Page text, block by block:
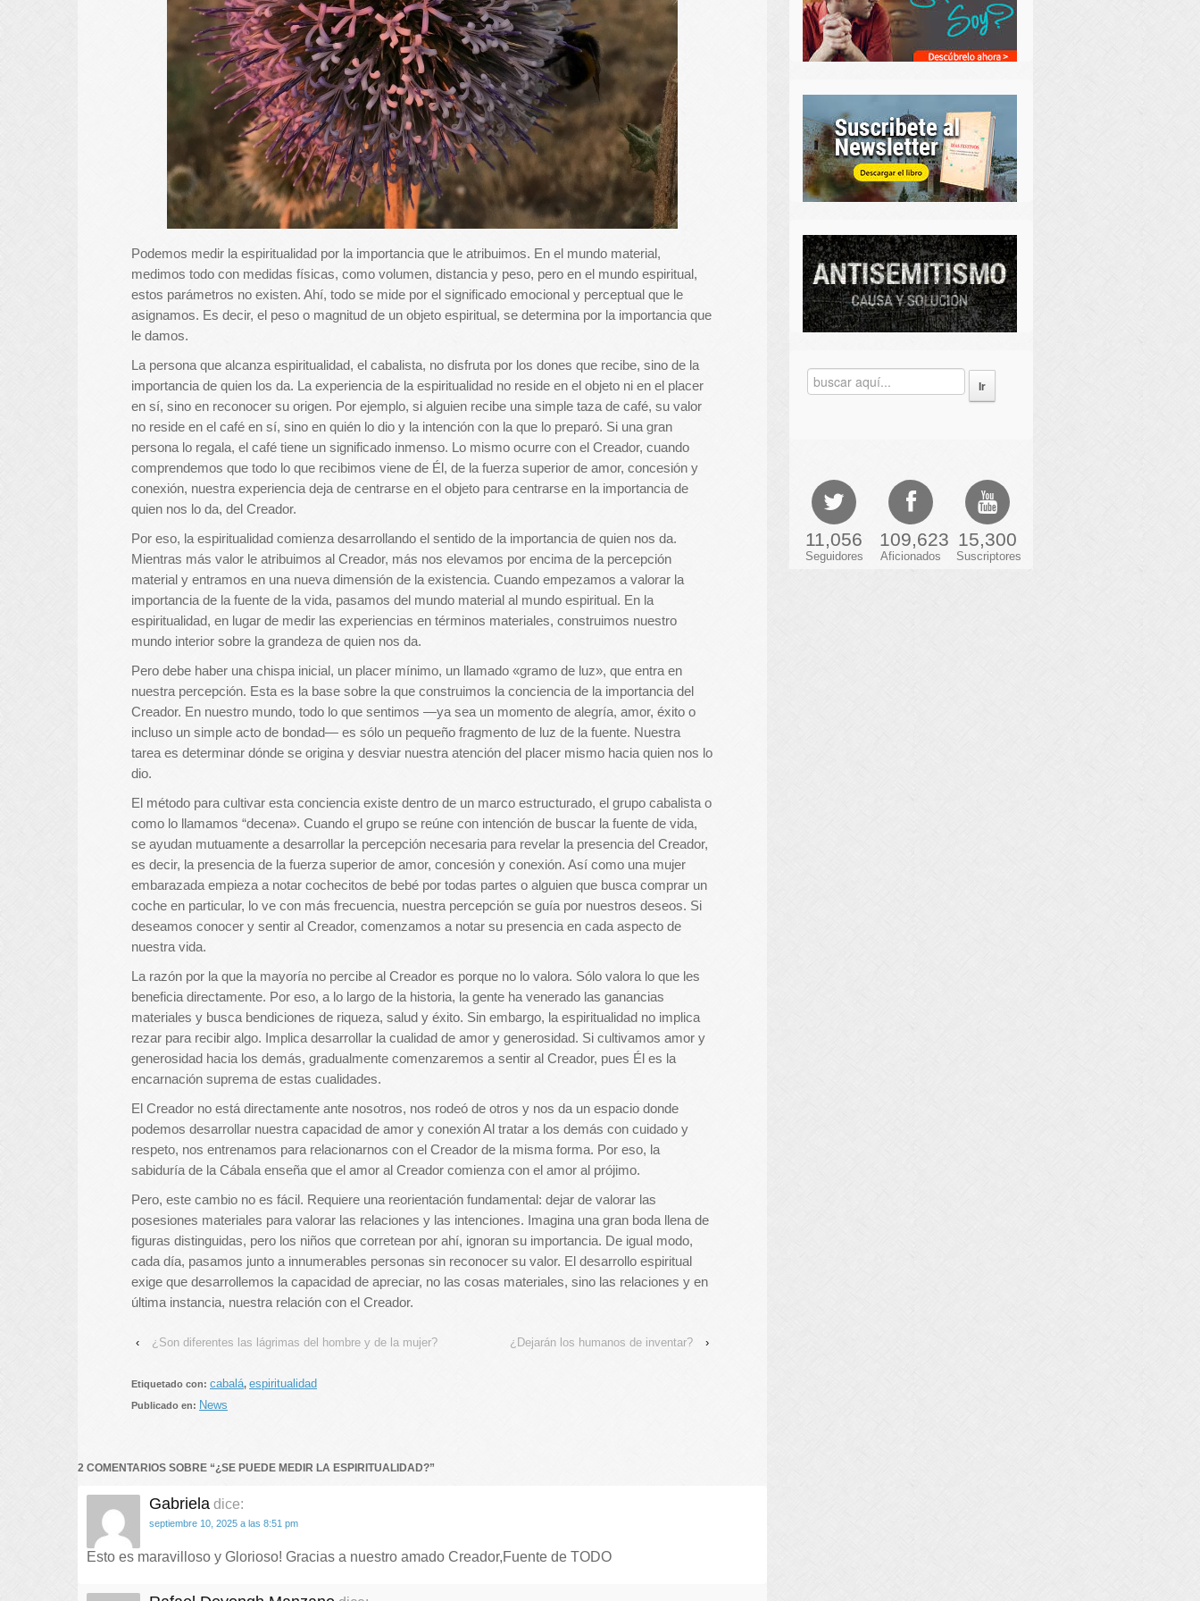
Podemos medir la espiritualidad por la importancia que le atribuimos. En el mundo material,
medimos todo con medidas físicas, como volumen, distancia y peso, pero en el mundo espiritual,
estos parámetros no existen. Ahí, todo se mide por el significado emocional y perceptual que le
asignamos. Es decir, el peso o magnitud de un objeto espiritual, se determina por la importancia que
le damos.
La persona que alcanza espiritualidad, el cabalista, no disfruta por los dones que recibe, sino de la
importancia de quien los da. La experiencia de la espiritualidad no reside en el objeto ni en el placer
en sí, sino en reconocer su origen. Por ejemplo, si alguien recibe una simple taza de café, su valor
no reside en el café en sí, sino en quién lo dio y la intención con la que lo preparó. Si una gran
persona lo regala, el café tiene un significado inmenso. Lo mismo ocurre con el Creador, cuando
comprendemos que todo lo que recibimos viene de Él, de la fuerza superior de amor, concesión y
conexión, nuestra experiencia deja de centrarse en el objeto para centrarse en la importancia de
quien nos lo da, del Creador.
Por eso, la espiritualidad comienza desarrollando el sentido de la importancia de quien nos da.
Mientras más valor le atribuimos al Creador, más nos elevamos por encima de la percepción
material y entramos en una nueva dimensión de la existencia. Cuando empezamos a valorar la
importancia de la fuente de la vida, pasamos del mundo material al mundo espiritual. En la
espiritualidad, en lugar de medir las experiencias en términos materiales, construimos nuestro
mundo interior sobre la grandeza de quien nos da.
Pero debe haber una chispa inicial, un placer mínimo, un llamado «gramo de luz», que entra en
nuestra percepción. Esta es la base sobre la que construimos la conciencia de la importancia del
Creador. En nuestro mundo, todo lo que sentimos —ya sea un momento de alegría, amor, éxito o
incluso un simple acto de bondad— es sólo un pequeño fragmento de luz de la fuente. Nuestra
tarea es determinar dónde se origina y desviar nuestra atención del placer mismo hacia quien nos lo
dio.
El método para cultivar esta conciencia existe dentro de un marco estructurado, el grupo cabalista o
como lo llamamos “decena». Cuando el grupo se reúne con intención de buscar la fuente de vida,
se ayudan mutuamente a desarrollar la percepción necesaria para revelar la presencia del Creador,
es decir, la presencia de la fuerza superior de amor, concesión y conexión. Así como una mujer
embarazada empieza a notar cochecitos de bebé por todas partes o alguien que busca comprar un
coche en particular, lo ve con más frecuencia, nuestra percepción se guía por nuestros deseos. Si
deseamos conocer y sentir al Creador, comenzamos a notar su presencia en cada aspecto de
nuestra vida.
La razón por la que la mayoría no percibe al Creador es porque no lo valora. Sólo valora lo que les
beneficia directamente. Por eso, a lo largo de la historia, la gente ha venerado las ganancias
materiales y busca bendiciones de riqueza, salud y éxito. Sin embargo, la espiritualidad no implica
rezar para recibir algo. Implica desarrollar la cualidad de amor y generosidad. Si cultivamos amor y
generosidad hacia los demás, gradualmente comenzaremos a sentir al Creador, pues Él es la
encarnación suprema de estas cualidades.
El Creador no está directamente ante nosotros, nos rodeó de otros y nos da un espacio donde
podemos desarrollar nuestra capacidad de amor y conexión Al tratar a los demás con cuidado y
respeto, nos entrenamos para relacionarnos con el Creador de la misma forma. Por eso, la
sabiduría de la Cábala enseña que el amor al Creador comienza con el amor al prójimo.
Pero, este cambio no es fácil. Requiere una reorientación fundamental: dejar de valorar las
posesiones materiales para valorar las relaciones y las intenciones. Imagina una gran boda llena de
figuras distinguidas, pero los niños que corretean por ahí, ignoran su importancia. De igual modo,
cada día, pasamos junto a innumerables personas sin reconocer su valor. El desarrollo espiritual
exige que desarrollemos la capacidad de apreciar, no las cosas materiales, sino las relaciones y en
última instancia, nuestra relación con el Creador.
‹ ¿Son diferentes las lágrimas del hombre y de la mujer? ¿Dejarán los humanos de inventar? ›
Etiquetado con: cabalá, espiritualidad
Publicado en: News
2 COMENTARIOS SOBRE “¿SE PUEDE MEDIR LA ESPIRITUALIDAD?”
Gabriela dice:
septiembre 10, 2025 a las 8:51 pm
Esto es maravilloso y Glorioso! Gracias a nuestro amado Creador,Fuente de TODO
11,056
Seguidores
109,623
Aficionados
15,300
Suscriptores